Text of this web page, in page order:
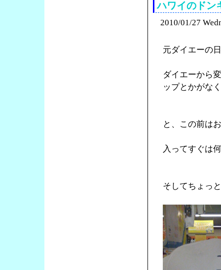
ハワイのドン
2010/01/27
元ダイエーの
ダイエーから
ップとかがな
と、この前は
入ってすぐは
そしてちょっ